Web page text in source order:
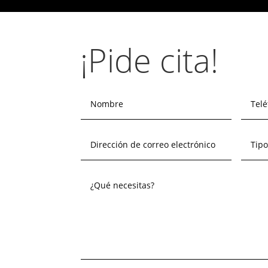
¡Pide cita!